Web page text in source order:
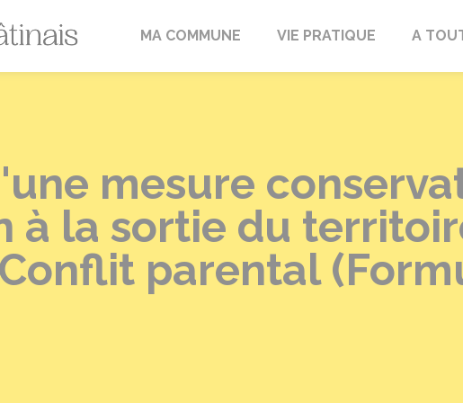
Fréville-du-Gâtinais
MA COMMUNE VIE PRATIQUE A
mesure
à la sortie du
parental